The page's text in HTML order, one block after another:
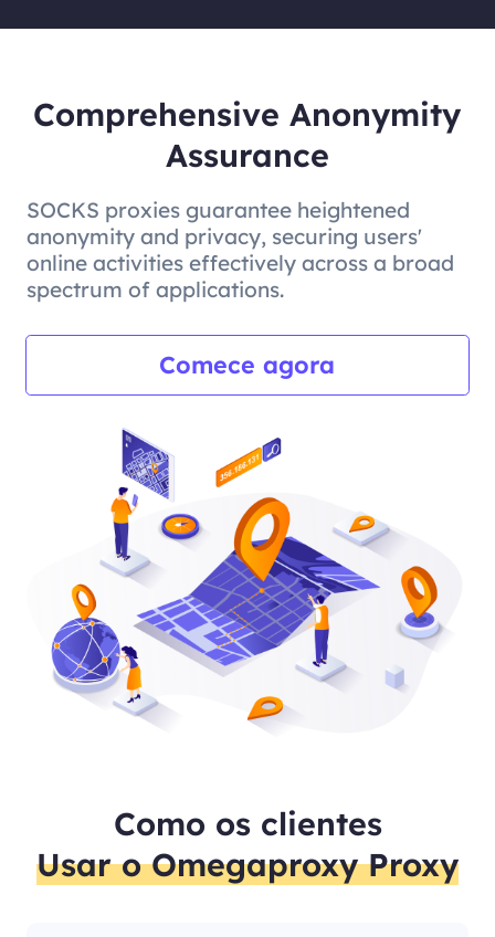
Comprehensive Anonymity
Assurance
SOCKS proxies guarantee heightened
anonymity and privacy, securing users'
online activities effectively across a broad
spectrum of applications.
Comece agora
Como os clientes
Usar o Omegaproxy Proxy